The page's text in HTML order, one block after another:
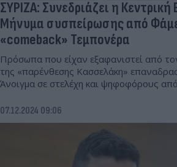
ΣΥΡΙΖΑ: Συνεδριάζει η
Μήνυμα συσπείρωσης από
«comeback» Τεμπονέρα
Πρόσωπα που είχαν εξαφανιστεί από
της «παρένθεσης Κασσελάκη»
Άνοιγμα σε στελέχη και ψηφοφόρους
07.12.2024 09:06